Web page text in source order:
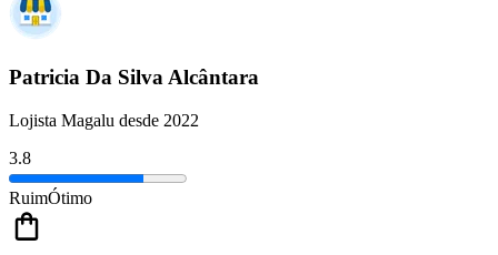
Patricia Da Silva Alcântara
Lojista Magalu desde 2022
3.8
RuimÓtimo